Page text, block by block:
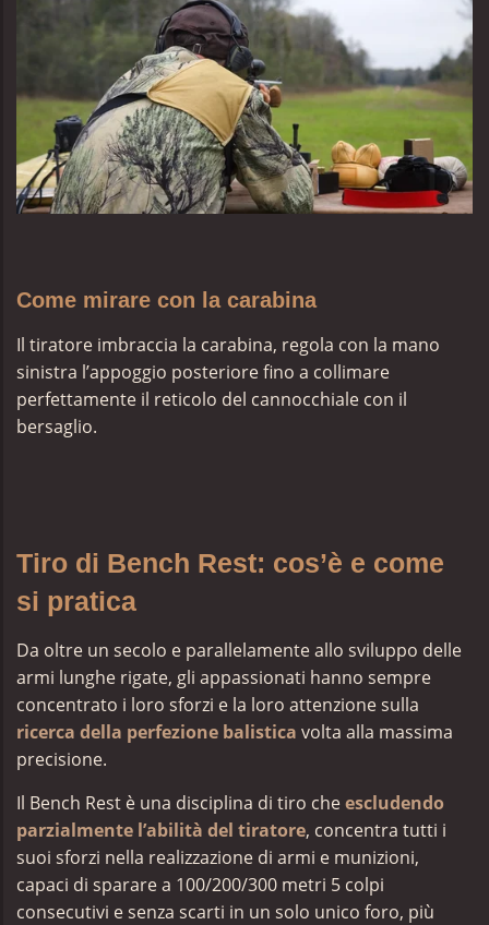
Come mirare con la carabina
Il tiratore imbraccia la carabina, regola con la mano
sinistra l’appoggio posteriore fino a collimare
perfettamente il reticolo del cannocchiale con il
bersaglio.
Tiro di Bench Rest: cos’è e come
si pratica
Da oltre un secolo e parallelamente allo sviluppo delle
armi lunghe rigate, gli appassionati hanno sempre
concentrato i loro sforzi e la loro attenzione sulla
ricerca della perfezione balistica volta alla massima
precisione.
Il Bench Rest è una disciplina di tiro cheescludendo
parzialmente l’abilità del tiratore, concentra tutti i
suoi sforzi nella realizzazione di armi e munizioni,
capaci di sparare a 100/200/300 metri 5 colpi
consecutivi e senza scarti in un solo unico foro, più